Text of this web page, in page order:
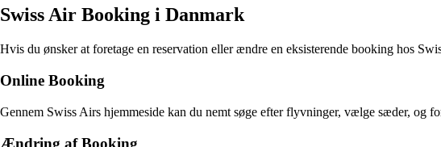
Swiss Air Booking i Danmark
Hvis du ønsker at foretage en reservation eller ændre en eksisterende booking hos
Online Booking
Gennem Swiss Airs hjemmeside kan du nemt søge efter flyvninger, vælge sæder, og
Ændring af Booking